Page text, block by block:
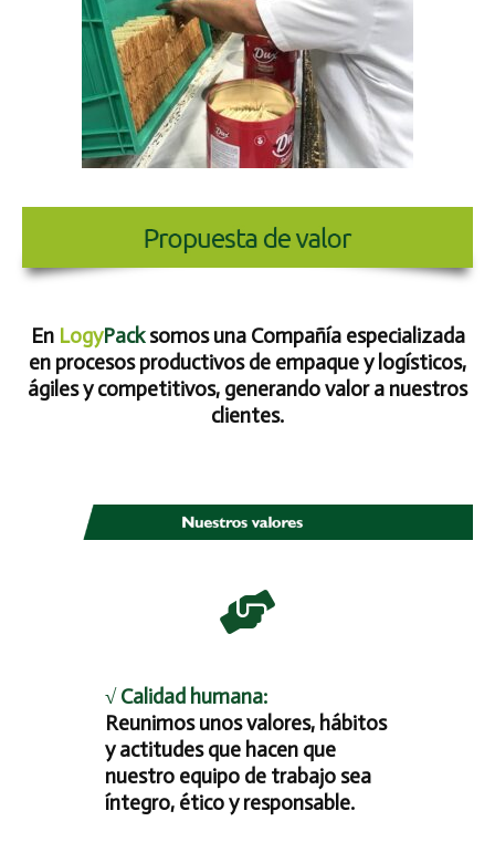
En LogyPacksomos una Compañía especializada
en procesos productivos de empaque y logísticos,
ágiles y competitivos, generando valor a nuestros
clientes.
√ Calidad humana:
Reunimos unos valores, hábitos
y actitudes que hacen que
nuestro equipo de trabajo sea
íntegro, ético y responsable.